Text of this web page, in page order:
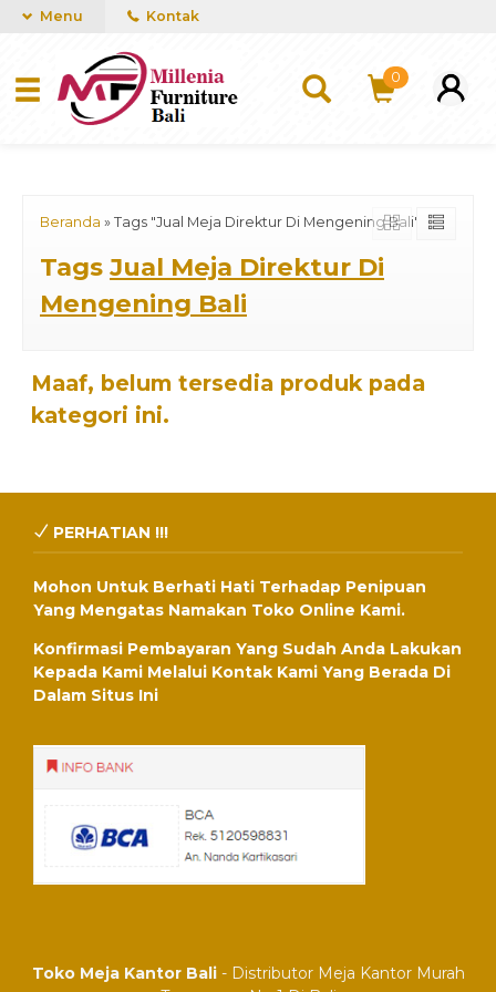
mUCn7CwGawCVTvwq7a99f4AgACOVgZvYEW65FFSDBf0
Menu Kontak
0
Beranda » Tags "Jual Meja Direktur Di Mengening Bali"
Tags Jual Meja Direktur Di
Mengening Bali
Maaf, belum tersedia produk pada
kategori ini.
PERHATIAN !!!
Mohon Untuk Berhati Hati Terhadap Penipuan
Yang Mengatas Namakan Toko Online Kami.
Konfirmasi Pembayaran Yang Sudah Anda Lakukan
Kepada Kami Melalui Kontak Kami Yang Berada Di
Dalam Situs Ini
Toko Meja Kantor Bali- Distributor Meja Kantor Murah